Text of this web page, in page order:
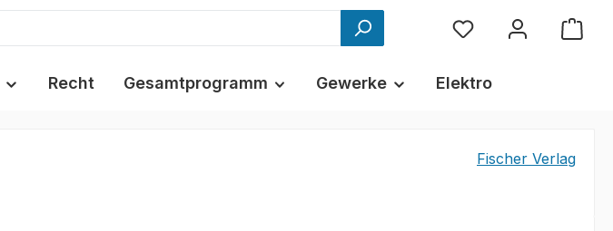
Recht Gesamtprogramm Gewerke Elektro
Fischer Verlag